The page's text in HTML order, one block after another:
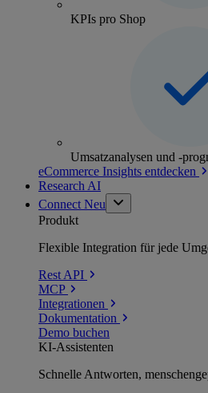
KPIs pro Shop
Umsatzanalysen und -
eCommerce Insights entdecken
Research AI
Connect Neu
Produkt
Flexible Integration für jede
Rest API
MCP
Integrationen
Dokumentation
Demo buchen
KI-Assistenten
Schnelle Antworten,